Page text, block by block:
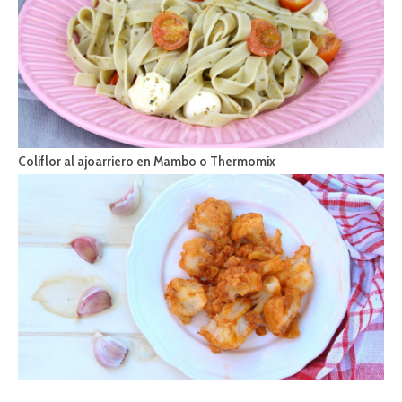
Coliflor al ajoarriero en Mambo o Thermomix